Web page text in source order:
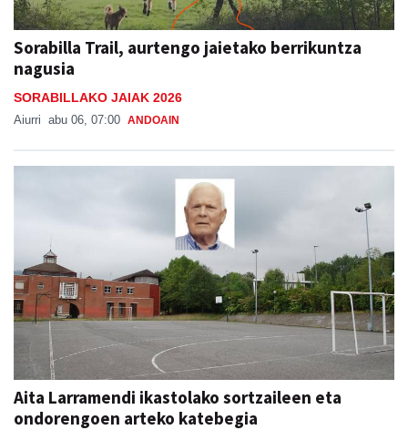
Sorabilla Trail, aurtengo jaietako berrikuntza
nagusia
SORABILLAKO JAIAK 2026
Aiurri abu 06, 07:00 ANDOAIN
Aita Larramendi ikastolako sortzaileen eta
ondorengoen arteko katebegia